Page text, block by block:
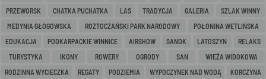
PRZEWORSK
CHATKA PUCHATKA LAS TRADYCJA GALERIA
SZLAK WINNY
MEDYNIA GŁOGOWSKA
ROZTOCZAŃSKI PARK NARODOWY
POŁONINA WETLIŃSKA
EDUKACJA
PODKARPACKIE WINNICE AIRSHOW SANOK LATOSZYN
RELAKS
TURYSTYKA
IKONY ROWERY OGRODY SAN
WIEŻA WIDOKOWA
RODZINNA WYCIECZKA
REGATY PODZIEMIA WYPOCZYNEK NAD WODĄ
KORCZYNA